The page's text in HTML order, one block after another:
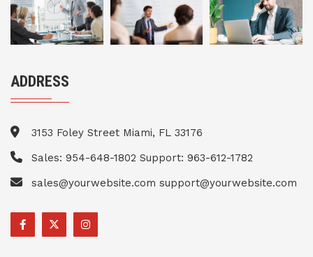
ADDRESS
3153 Foley Street Miami, FL 33176
Sales: 954-648-1802 Support: 963-612-1782
sales@yourwebsite.com support@yourwebsite.com